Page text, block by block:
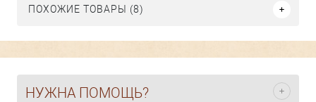
ПОХОЖИЕ ТОВАРЫ (8)
НУЖНА ПОМОЩЬ?